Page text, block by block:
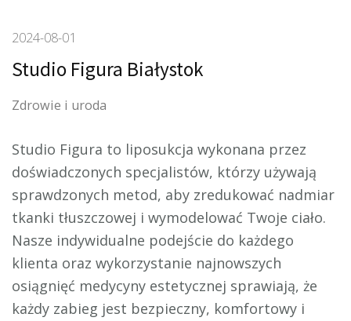
2024-08-01
Studio Figura Białystok
Zdrowie i uroda
Studio Figura to liposukcja wykonana przez
doświadczonych specjalistów, którzy używają
sprawdzonych metod, aby zredukować nadmiar
tkanki tłuszczowej i wymodelować Twoje ciało.
Nasze indywidualne podejście do każdego
klienta oraz wykorzystanie najnowszych
osiągnięć medycyny estetycznej sprawiają, że
każdy zabieg jest bezpieczny, komfortowy i